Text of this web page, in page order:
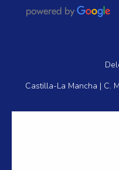
Castilla-La Mancha | C.